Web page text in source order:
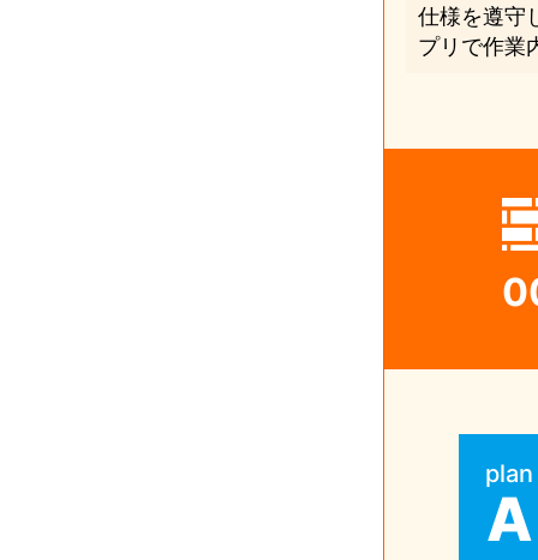
仕様を遵守
プリで作業
plan
A